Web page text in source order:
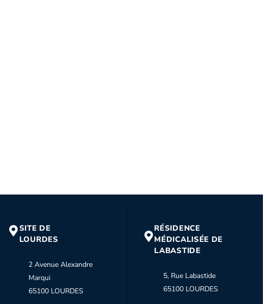
SITE DE
LOURDES
2 Avenue Alexandre
Marqui
65100 LOURDES
RÉSIDENCE
MÉDICALISÉE DE
LABASTIDE
5, Rue Labastide
65100 LOURDES